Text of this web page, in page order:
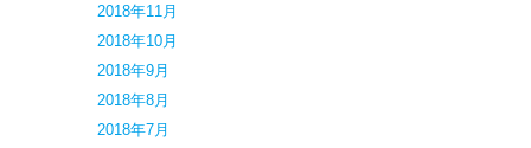
2018年11月
2018年10月
2018年9月
2018年8月
2018年7月